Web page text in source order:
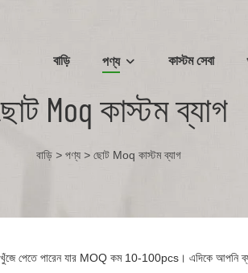
বাড়ি পণ্য কাস্টম সেবা
Moq কাস্টম ব্যাগ
বাড়ি > পণ্য > ছোট Moq কাস্টম ব্যাগ
পেতে পারেন যার MOQ কম 10-100pcs। এদিকে আপনি